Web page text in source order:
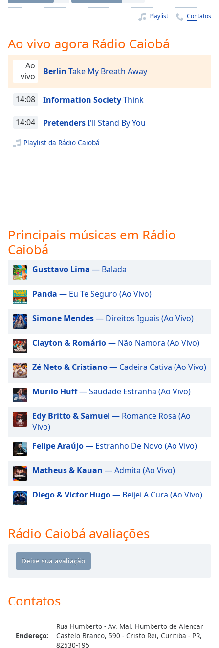
Playback
Rate
Chapters
Chapters
Descriptions
descriptions
selected
dialog
subtitles
off,
selected
Track
in-
Picture
Fullscreen
This
modal
window.
Beginning
window.
Escape
cancel
and
close
Color
Color
Playlist Contatos
Ao vivo agora Rádio Caiobá
Ao
vivo
Berlin Take My Breath Away
14:08 Information SocietyThink
14:04 PretendersI'll Stand By You
Playlist da Rádio Caiobá
Principais músicas em Rádio
Caiobá
Gusttavo Lima — Balada
Panda — Eu Te Seguro (Ao Vivo)
Simone Mendes— Direitos Iguais (Ao Vivo)
Clayton & Romário— Não Namora (Ao Vivo)
Zé Neto & Cristiano— Cadeira Cativa (Ao Vivo)
Murilo Huff— Saudade Estranha (Ao Vivo)
Edy Britto & Samuel — Romance Rosa (Ao
Vivo)
Felipe Araújo— Estranho De Novo (Ao Vivo)
Matheus & Kauan — Admita (Ao Vivo)
Diego & Victor Hugo— Beijei A Cura (Ao Vivo)
Rádio Caiobá avaliações
Contatos
Endereço:
Rua Humberto - Av. Mal. Humberto de Alencar
Castelo Branco, 590 - Cristo Rei, Curitiba - PR,
82530-195